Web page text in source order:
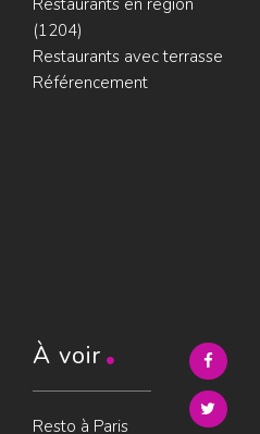
Restaurants en région
(1204)
Restaurants avec terrasse
Référencement
À voir
Resto à Paris